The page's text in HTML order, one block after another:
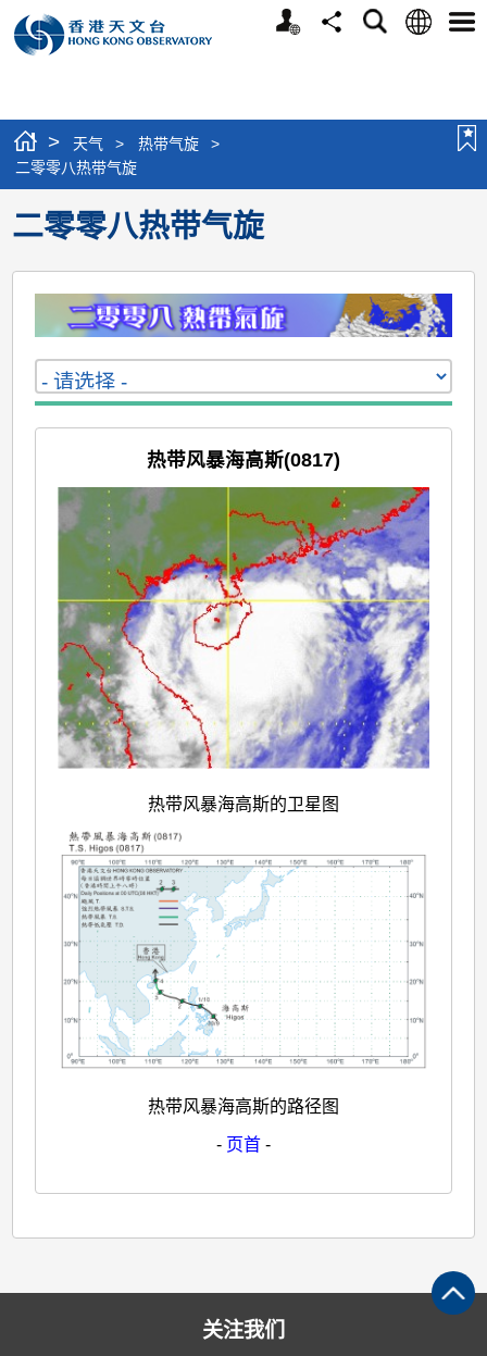
个
分
搜
语
选
> 天气 > 热带气旋
>
二零零八热带气旋
二零零八热带气旋
热带风暴海高斯(0817)
热带风暴海高斯的卫星图
热带风暴海高斯的路径图
- 页首 -
关注我们